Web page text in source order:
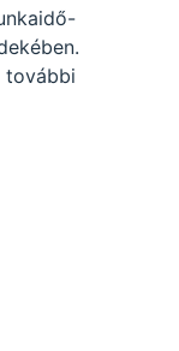
további